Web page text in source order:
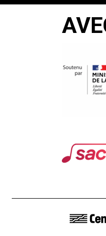
LIENS DE